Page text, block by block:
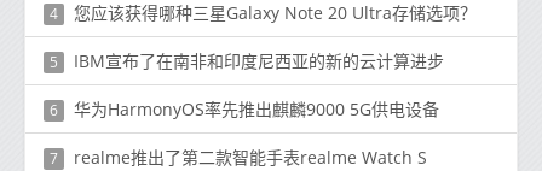
4 您应该获得哪种三星Galaxy Note 20 Ultra存储选项？
5 IBM宣布了在南非和印度尼西亚的新的云计算进步
6 华为HarmonyOS率先推出麒麟9000 5G供电设备
7 realme推出了第二款智能手表realme Watch S